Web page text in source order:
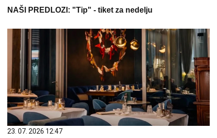
NAŠI PREDLOZI: "Tip" - tiket za nedelju
23. 07. 2026 12:47